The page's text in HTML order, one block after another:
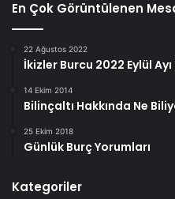
En Çok Görüntülenen
22 Ağustos 2022
İkizler Burcu 2022 Eylül
14 Ekim 2014
Bilinçaltı Hakkında Ne
25 Ekim 2018
Günlük Burç Yorumları
Kategoriler